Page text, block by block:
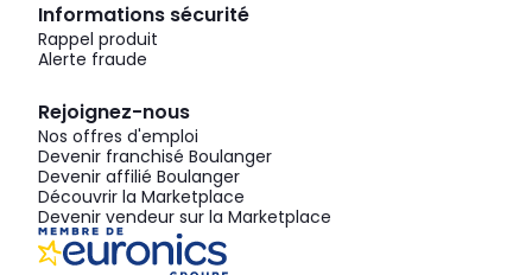
Informations sécurité
Rappel produit
Alerte fraude
Rejoignez-nous
Nos offres d'emploi
Devenir franchisé Boulanger
Devenir affilié Boulanger
Découvrir la Marketplace
Devenir vendeur sur la Marketplace